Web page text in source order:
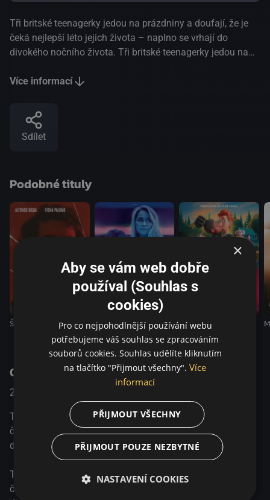
Tři britské teenagerky jedou na prázdniny a doufají, že je
čeká nejlepší léto jejich života – naplno se vrhají do
divokého nočního života. Tři britské teenagerky jedou na
naplno se vrhají do divokého nočního života. Skvělý,
Manning Walker o trojici britských teenagerek na divoké
prázdninové jízdě plné alkoholu zaznamenal obrovský
úspěch na festivalu v Cannes. Vtipný, promyšlený, ale
Více informací
Sdílet
Podobné tituly
Špatný herec Birthday Girl Spermageddon
O pořadu
2023
Tři britské teenagerky jedou na prázdniny a doufají, že je
čeká nejlepší léto jejich života – naplno se vrhají do
divokého nočního života.
Tři britské teenagerky jedou na prázdniny a doufají, že je
čeká nejlepší léto jejich života – naplno se vrhají do
×
Aby se vám web dobře
používal (Souhlas s
cookies)
Pro co nejpohodlnější používání webu
potřebujeme váš souhlas se zpracováním
souborů cookies. Souhlas udělíte kliknutím
na tlačítko "Přijmout všechny". Více
informací
PŘIJMOUT VŠECHNY
PŘIJMOUT POUZE NEZBYTNÉ
NASTAVENÍ COOKIES